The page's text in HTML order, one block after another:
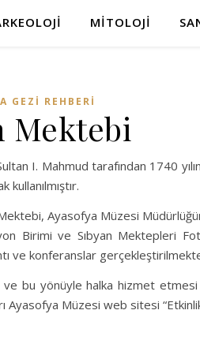
MİTOLOJİ
GEZI REHBERI
Mektebi
I. Mahmud tarafından 1740
Ayasofya Müzesi
Birimi ve Sıbyan Mektepleri
ve konferanslar
bu yönüyle halka hizmet etmesi
Ayasofya Müzesi web sitesi